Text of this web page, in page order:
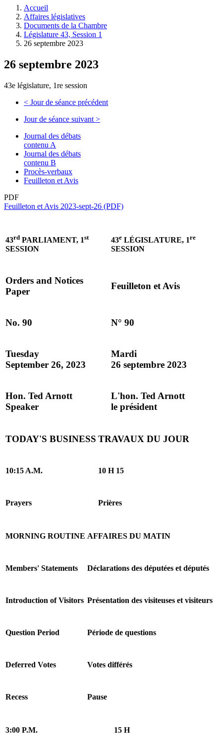
législative.
Accueil
Affaires législatives
Documents de la Chambre
Législature 43, Session 1
26 septembre 2023
26 septembre 2023
43e législature, 1re session
< Jour de séance précédent
Jour de séance suivant >
Journal des débats
contenu A
Journal des débats
contenu B
Procès-verbaux
Feuilleton et Avis
PDF
Feuilleton et Avis 2023-sept-26 (PDF)
43rd PARLIAMENT, 1st
SESSION
43e LÉGISLATURE, 1re
SESSION
Orders and Notices
Paper
Feuilleton et Avis
No. 90 N° 90
Tuesday
September 26, 2023
Mardi
26 septembre 2023
Hon. Ted Arnott
Speaker
L'hon. Ted Arnott
le président
TODAY'S BUSINESS TRAVAUX DU JOUR
10:15 A.M. 10 H 15
Prayers Prières
MORNING ROUTINE AFFAIRES DU MATIN
Members' Statements Déclarations des députées et députés
Introduction of Visitors Présentation des visiteuses et visiteurs
Question Period Période de questions
Deferred Votes Votes différés
Recess Pause
3:00 P.M. 15 H